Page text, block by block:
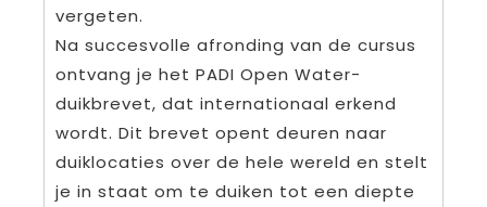
vergeten.
Na succesvolle afronding van de cursus
ontvang je het PADI Open Water-
duikbrevet, dat internationaal erkend
wordt. Dit brevet opent deuren naar
duiklocaties over de hele wereld en stelt
je in staat om te duiken tot een diepte